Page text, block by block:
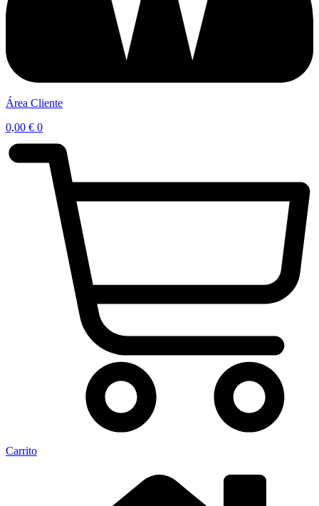
Área Cliente
0,00 € 0
Carrito